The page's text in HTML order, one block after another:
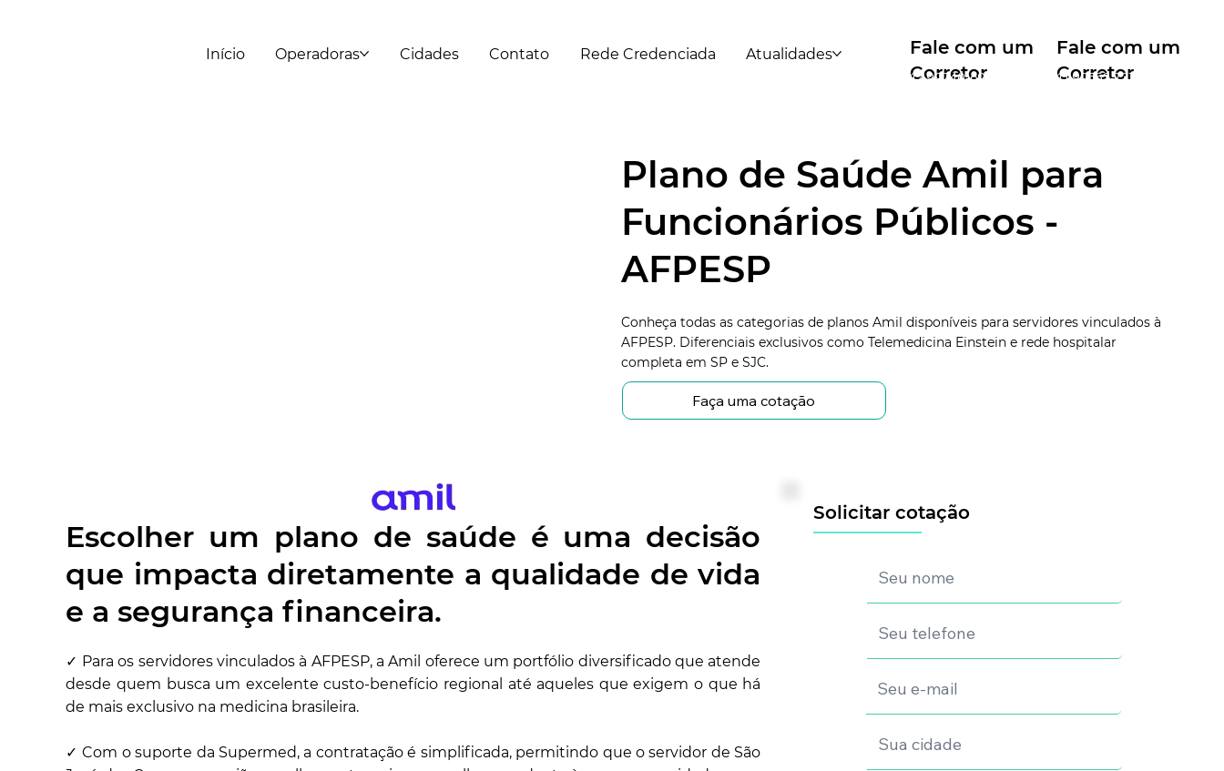
Início Operadoras Cidades Contato Rede Credenciada Atualidades
Fale com um
Corretor
11 99553-7374
Fale com um
Corretor
12 99740-6958
Plano de Saúde Amil para
Funcionários Públicos -
AFPESP
Conheça todas as categorias de planos Amil disponíveis para servidores vinculados à
AFPESP. Diferenciais exclusivos como Telemedicina Einstein e rede hospitalar
completa em SP e SJC.
Faça uma cotação
Solicitar cotação
Escolher um plano de saúde é uma decisão
que impacta diretamente a qualidade de vida
e a segurança financeira.
✓ Para os servidores vinculados à AFPESP, a Amil oferece um portfólio diversificado que atende
desde quem busca um excelente custo-benefício regional até aqueles que exigem o que há
de mais exclusivo na medicina brasileira.
✓ Com o suporte da Supermed, a contratação é simplificada, permitindo que o servidor de São